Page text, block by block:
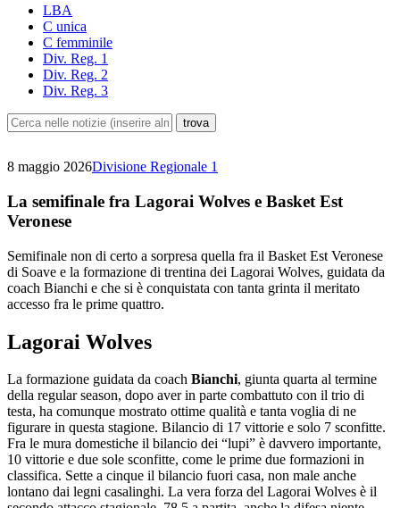
LBA
C unica
C femminile
Div. Reg. 1
Div. Reg. 2
Div. Reg. 3
8 maggio 2026Divisione Regionale 1
La semifinale fra Lagorai Wolves e Basket Est
Veronese
Semifinale non di certo a sorpresa quella fra il Basket Est Veronese
di Soave e la formazione di trentina dei Lagorai Wolves, guidata da
coach Bianchi e che si è conquistata con tanta grinta il meritato
accesso fra le prime quattro.
Lagorai Wolves
La formazione guidata da coach Bianchi, giunta quarta al termine
della regular season, dopo aver in parte combattuto con il trio di
testa, ha comunque mostrato ottime qualità e tanta voglia di ne
figurare in questa stagione. Bilancio di 17 vittorie e solo 7 sconfitte.
Fra le mura domestiche il bilancio dei “lupi” è davvero importante,
10 vittorie e due sole sconfitte, come le prime due formazioni in
classifica. Sette a cinque il bilancio fuori casa, non male anche
lontano dai legni casalinghi. La vera forza del Lagorai Wolves è il